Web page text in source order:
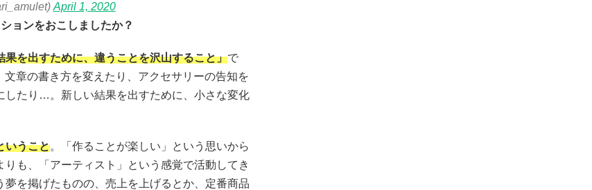
April 1, 2020
ョンをおこしましたか？
果を出すために、違うことを沢山すること」で
章の書き方を変えたり、アクセサリーの告知を
したり…。新しい結果を出すために、小さな変化
いうこと。「作ることが楽しい」という思いから
も、「アーティスト」という感覚で活動してき
を掲げたものの、売上を上げるとか、定番商品